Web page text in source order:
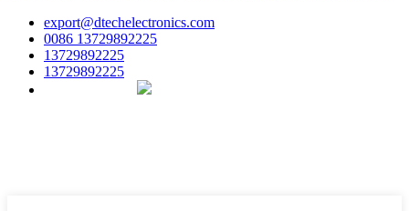
export@dtechelectronics.com
0086 13729892225
13729892225
13729892225